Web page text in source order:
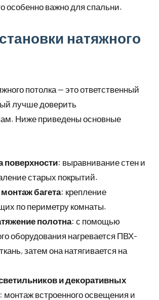
особенно важно для спальни.
натяжного
потолка — это ответственный
лучше доверить
Ниже приведены основные
поверхности: выравнивание стен и
старых покрытий.
багета: крепление
по периметру комнаты.
полотна: с помощью
оборудования нагревается ПВХ-
затем она натягивается на
и декоративных
: монтаж встроенного освещения и